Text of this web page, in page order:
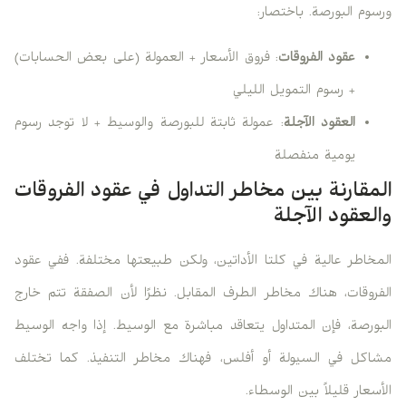
ورسوم البورصة. باختصار:
عقود الفروقات: فروق الأسعار + العمولة (على بعض الحسابات)
+ رسوم التمويل الليلي
العقود الآجلة: عمولة ثابتة للبورصة والوسيط + لا توجد رسوم
يومية منفصلة
المقارنة بين مخاطر التداول في عقود الفروقات
والعقود الآجلة
المخاطر عالية في كلتا الأداتين، ولكن طبيعتها مختلفة. ففي عقود
الفروقات، هناك مخاطر الطرف المقابل. نظرًا لأن الصفقة تتم خارج
البورصة، فإن المتداول يتعاقد مباشرة مع الوسيط. إذا واجه الوسيط
مشاكل في السيولة أو أفلس، فهناك مخاطر التنفيذ. كما تختلف
الأسعار قليلاً بين الوسطاء.